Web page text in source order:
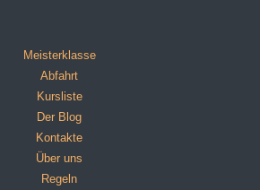
Meisterklasse
Abfahrt
Kursliste
Der Blog
Kontakte
Über uns
Regeln